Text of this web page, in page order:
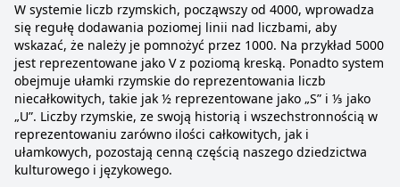
W systemie liczb rzymskich, począwszy od 4000, wprowadza
się regułę dodawania poziomej linii nad liczbami, aby
wskazać, że należy je pomnożyć przez 1000. Na przykład 5000
jest reprezentowane jako V z poziomą kreską. Ponadto system
obejmuje ułamki rzymskie do reprezentowania liczb
niecałkowitych, takie jak ½ reprezentowane jako „S” i ⅓ jako
„U”. Liczby rzymskie, ze swoją historią i wszechstronnością w
reprezentowaniu zarówno ilości całkowitych, jak i
ułamkowych, pozostają cenną częścią naszego dziedzictwa
kulturowego i językowego.